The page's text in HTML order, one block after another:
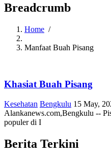
Breadcrumb
Home /
Manfaat Buah Pisang
Khasiat Buah Pisang
Kesehatan Bengkulu 15 May,
Alankanews.com,Bengkulu --
populer di I
Berita Terkini